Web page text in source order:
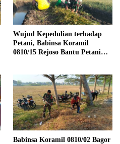
Wujud Kepedulian terhadap
Petani, Babinsa Koramil
0810/15 Rejoso Bantu Petani
Babinsa Koramil 0810/02 Bagor